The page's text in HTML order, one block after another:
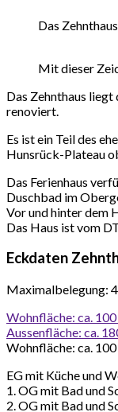
Das
Mit dieser
Das Zehnthaus
renoviert.
Es ist ein Teil des
Hunsrück-Plateau
Das Ferienhaus
Duschbad im
Vor und hinter dem
Das Haus ist vom
Eckdaten
Maximalbelegung:
Wohnfläche: ca.
Aussenfläche: ca.
Wohnfläche: ca.
EG mit Küche und
1. OG mit Bad und
2. OG mit Bad und